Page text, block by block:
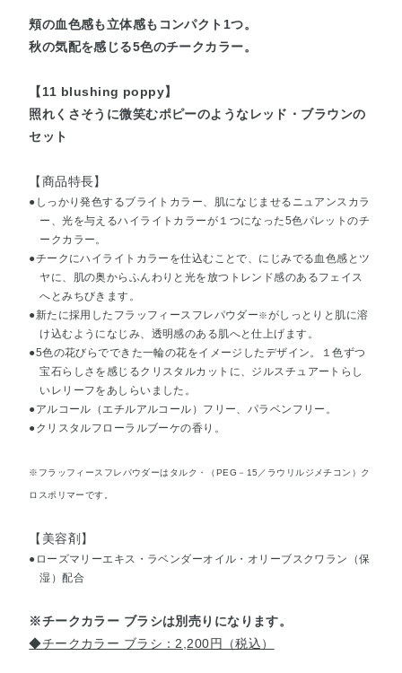
頬の血色感も立体感もコンパクト1つ。
秋の気配を感じる5色のチークカラー。
【11 blushing poppy】
照れくさそうに微笑むポピーのようなレッド・ブラウンの
セット
【商品特長】
●しっかり発色するブライトカラー、肌になじませるニュアンスカラ
ー、光を与えるハイライトカラーが１つになった5色パレットのチ
ークカラー。
●チークにハイライトカラーを仕込むことで、にじみでる血色感とツ
ヤに、肌の奥からふんわりと光を放つトレンド感のあるフェイス
へとみちびきます。
●新たに採用したフラッフィースフレパウダー※がしっとりと肌に溶
け込むようになじみ、透明感のある肌へと仕上げます。
●5色の花びらでできた一輪の花をイメージしたデザイン。１色ずつ
宝石らしさを感じるクリスタルカットに、ジルスチュアートらし
いレリーフをあしらいました。
●アルコール（エチルアルコール）フリー、パラベンフリー。
●クリスタルフローラルブーケの香り。
※フラッフィースフレパウダーはタルク・（PEG－15／ラウリルジメチコン）ク
ロスポリマーです。
【美容剤】
●ローズマリーエキス・ラベンダーオイル・オリーブスクワラン（保
湿）配合
※チークカラー ブラシは別売りになります。
◆チークカラー ブラシ：2,200円（税込）